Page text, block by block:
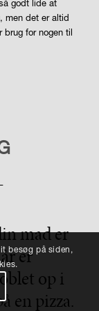
godt lide at
men det er altid
brug for nogen til
mad er
er
op i
en pizza.
besøg på siden,